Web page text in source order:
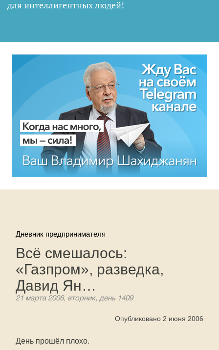
для интеллигентных людей!
Дневник предпринимателя
Всё смешалось:
«Газпром», разведка,
Давид Ян…
21 марта 2006, вторник, день 1409
Опубликовано 2 июня 2006
День прошёл плохо.